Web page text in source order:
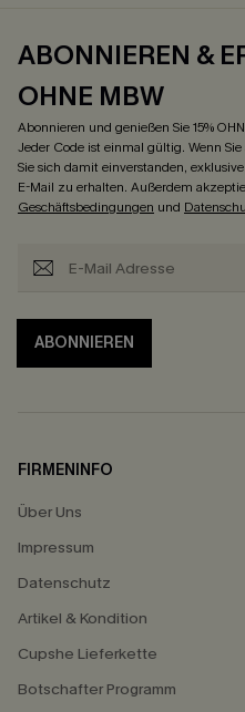
ABONNIEREN &
OHNE MBW
Abonnieren und genießen Sie 15%
Jeder Code ist einmal gültig. Wenn
Sie sich damit einverstanden,
E-Mail zu erhalten. Außerdem
Geschäftsbedingungen und
ABONNIEREN
FIRMENINFO
Über Uns
Impressum
Datenschutz
Artikel & Kondition
Cupshe Lieferkette
Botschafter Programm